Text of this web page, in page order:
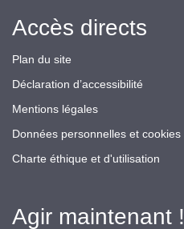
Accès directs
Plan du site
Déclaration d’accessibilité
Mentions légales
Données personnelles et cookies
Charte éthique et d'utilisation
Agir maintenant !